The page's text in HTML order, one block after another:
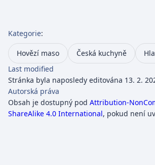
Kategorie:
Hovězí maso Česká kuchyně
Last modified
Stránka byla naposledy editována 13. 2.
Autorská práva
Obsah je dostupný pod Attribution-
ShareAlike 4.0 International, pokud není